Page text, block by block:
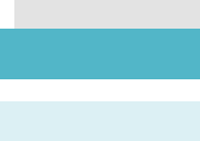
proximité : quel